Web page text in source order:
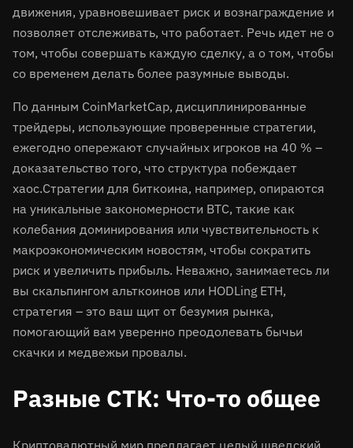
движения, уравновешивает риск и вознаграждение и
позволяет отслеживать, что работает. Речь идет не о
том, чтобы совершать каждую сделку, а о том, чтобы
со временем делать более разумные выводы.
По данным CoinMarketCap, дисциплинированные
трейдеры, использующие проверенные стратегии,
ежегодно опережают случайных игроков на 40 % –
доказательство того, что структура побеждает
хаос.Стратегии для биткоина, например, опираются
на уникальные закономерности BTC, такие как
колебания доминирования или чувствительность к
макроэкономическим новостям, чтобы сократить
риск и увеличить прибыль. Неважно, занимаетесь ли
вы скальпингом альткоинов или HODLing ETH,
стратегия – это ваш щит от безумия рынка,
помогающий вам уверенно преодолевать бычьи
скачки и медвежьи провалы.
Разные СТК: Что-то общее
Криптовалютный мир предлагает целый шведский